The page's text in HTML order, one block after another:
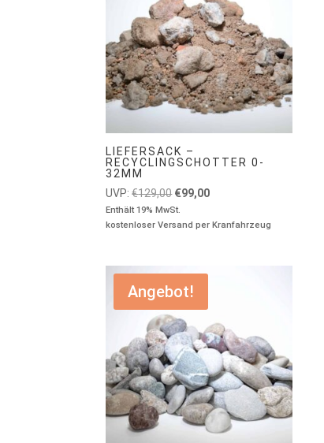
LIEFERSACK –
RECYCLINGSCHOTTER 0-
32MM
UVP: €129,00 Ursprünglicher
Preis
war:
€99,00Aktueller
ist:
Enthält 19% MwSt.
kostenloser Versand per Kranfahrzeug
Angebot!